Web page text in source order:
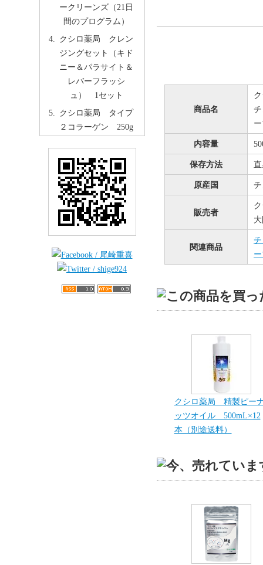
商品名
内容量
保存方法
原産国
販売者
関連商品
クシロ薬局 精製ピー
ッツオイル 500mL×12
本（別途送料）
ークリーンズ（21日
間のプログラム）
クシロ薬局 クレン
ジングセット（キド
ニー＆パラサイト＆
レバーフラッシ
ュ） 1セット
クシロ薬局 タイプ
２コラーゲン 250g